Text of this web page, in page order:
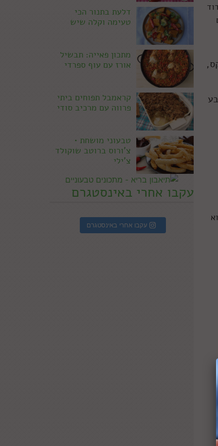
דלעת בתנור הכי
טעימה וקלה שיש
מתכון פאייה: תבשיל
אורז עם עוף ספרדי
קראמבל תפוחים ביתי
פרווה עם מרכיב סודי
טבעוני מושחת •
צ'ורוס ברוטב שוקולד
צ'ילי
עקבו אחרי באינסטגרם
עקבו אחרי באינסטגרם